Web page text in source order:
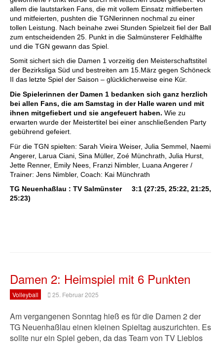
allem die lautstarken Fans, die mit vollem Einsatz mitfieberten
und mitfeierten, pushten die TGNlerinnen nochmal zu einer
tollen Leistung. Nach beinahe zwei Stunden Spielzeit fiel der Ball
zum entscheidenden 25. Punkt in die Salmünsterer Feldhälfte
und die TGN gewann das Spiel.
Somit sichert sich die Damen 1 vorzeitig den Meisterschaftstitel
der Bezirksliga Süd und bestreiten am 15.März gegen Schöneck
II das letzte Spiel der Saison – glücklicherweise eine Kür.
Die Spielerinnen der Damen 1 bedanken sich ganz herzlich
bei allen Fans, die am Samstag in der Halle waren und mit
ihnen mitgefiebert und sie angefeuert haben. Wie zu
erwarten wurde der Meistertitel bei einer anschließenden Party
gebührend gefeiert.
Für die TGN spielten: Sarah Vieira Weiser, Julia Semmel, Naemi
Angerer, Larua Ciani, Sina Müller, Zoé Münchrath, Julia Hurst,
Jette Renner, Emily Nees, Franzi Nimbler, Luana Angerer /
Trainer: Jens Nimbler, Coach: Kai Münchrath
TG Neuenhaßlau : TV Salmünster     3:1 (27:25, 25:22, 21:25,
25:23)
Damen 2: Heimspiel mit 6 Punkten
Volleyball 25. Februar 2025
Am vergangenen Sonntag hieß es für die Damen 2 der
TG Neuenhaßlau einen kleinen Spieltag auszurichten. Es
sollte nur ein Spiel geben, da das Team von TV Lieblos